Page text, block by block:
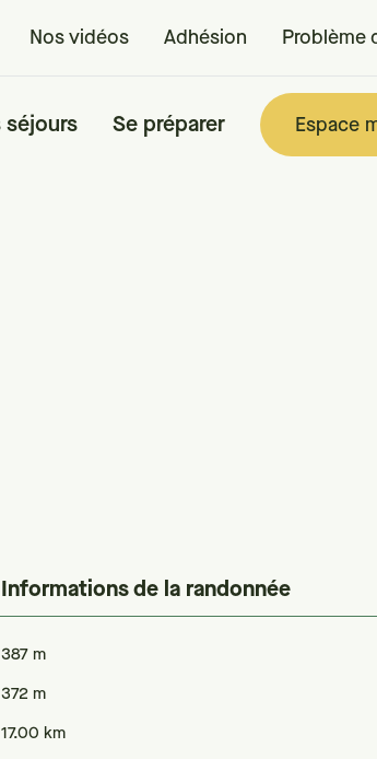
séjours Se préparer
Nos vidéos Adhésion Problème
Espace
Informations de la randonnée
387 m
372 m
17.00 km